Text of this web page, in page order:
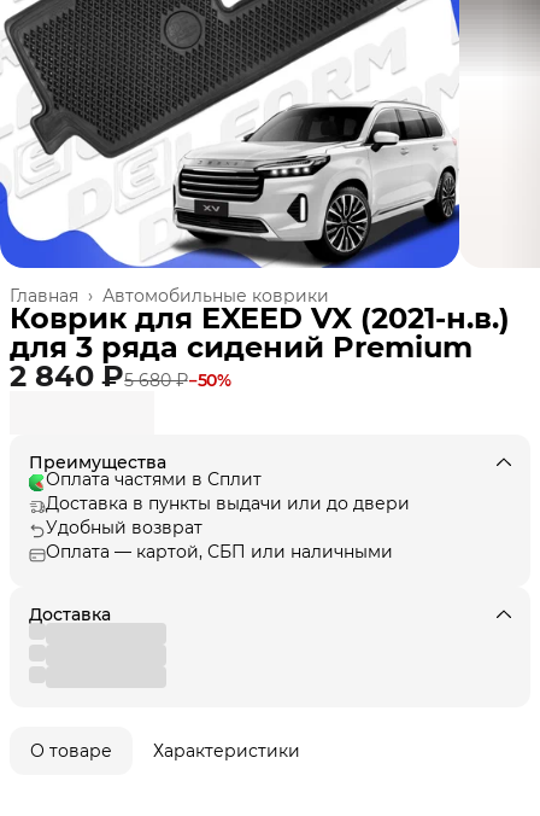
Автомобильные коврики
Главная ›
Коврик для EXEED VX (2021-н.в.)
для 3 ряда сидений Premium
2 840 ₽5 680 ₽−50%
Преимущества
Оплата частями в Сплит
Доставка в пункты выдачи или до двери
Удобный возврат
Оплата — картой, СБП или наличными
Доставка
О товаре Характеристики